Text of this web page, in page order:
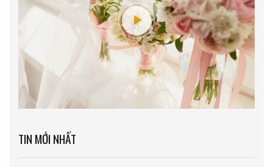
TIN MỚI NHẤT